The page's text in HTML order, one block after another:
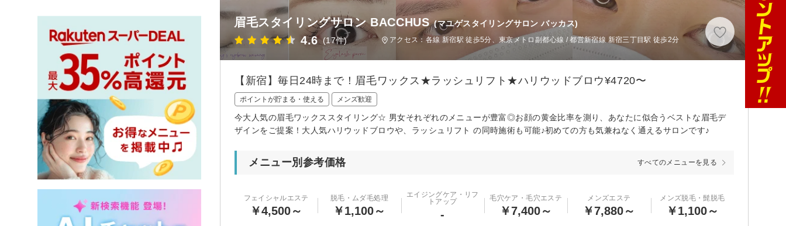
眉毛スタイリングサロン BACCHUS (マユゲスタイリングサロン バッカス)
4.6 (17件) アクセス：各線 新宿駅 徒歩5分、東京メトロ副都心線 / 都営新宿線 新宿三丁目駅 徒歩2分
【新宿】毎日24時まで！眉毛ワックス★ラッシュリフト★ハリウッドブロウ¥4720〜
ポイントが貯まる・使える メンズ歓迎
今大人気の眉毛ワックススタイリング☆ 男女それぞれのメニューが豊富◎お顔の黄金比率を測り、あなたに似合うベストな眉毛デ
ザインをご提案！大人気ハリウッドブロウや、ラッシュリフト の同時施術も可能♪初めての方も気兼ねなく通えるサロンです♪
メニュー別参考価格 すべてのメニューを見る
フェイシャルエステ
￥4,500～
脱毛・ムダ毛処理
￥1,100～
エイジングケア・リフ
トアップ
-
毛穴ケア・毛穴エステ
￥7,400～
メンズエステ
￥7,880～
メンズ脱毛・髭脱毛
￥1,100～